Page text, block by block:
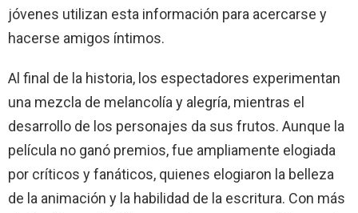
jóvenes utilizan esta información para acercarse y
hacerse amigos íntimos.
Al final de la historia, los espectadores experimentan
una mezcla de melancolía y alegría, mientras el
desarrollo de los personajes da sus frutos. Aunque la
película no ganó premios, fue ampliamente elogiada
por críticos y fanáticos, quienes elogiaron la belleza
de la animación y la habilidad de la escritura. Con más